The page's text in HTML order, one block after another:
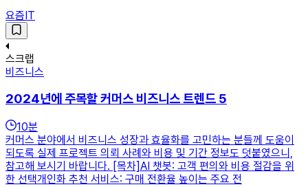
요즘IT
스크랩
비즈니스
2024년에 주목할 커머스 비즈니스 트렌드 5
10분
커머스 분야에서 비즈니스 성장과 효율화를 고민하는 분들께 도움이
되도록 실제 프로젝트 의뢰 사례와 비용 및 기간 정보도 덧붙였으니,
참고해 보시기 바랍니다. [목차]AI 챗봇: 고객 편의와 비용 절감을 위
한 선택개인화 추천 서비스: 구매 전환율 높이는 주요 전